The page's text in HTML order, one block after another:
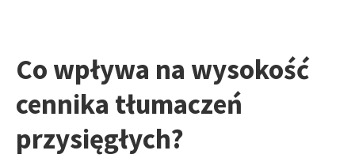
Co wpływa na wysokość
cennika tłumaczeń
przysięgłych?